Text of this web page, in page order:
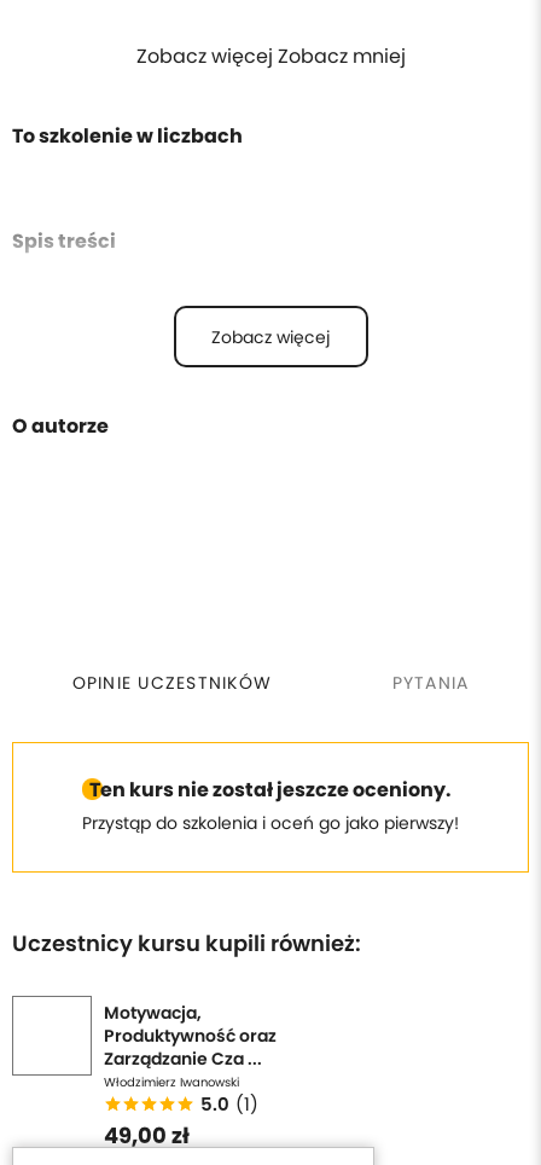
Zobacz więcej Zobacz mniej
To szkolenie w liczbach
Spis treści
Zobacz więcej
O autorze
OPINIE UCZESTNIKÓW PYTANIA
Ten kurs nie został jeszcze oceniony.
Przystąp do szkolenia i oceń go jako pierwszy!
Uczestnicy kursu kupili również:
Motywacja,
Produktywność oraz
Zarządzanie Cza ...
Włodzimierz Iwanowski
5.0 (1)
49,00 zł